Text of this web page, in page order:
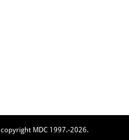
copyright MDC 1997.-2026.